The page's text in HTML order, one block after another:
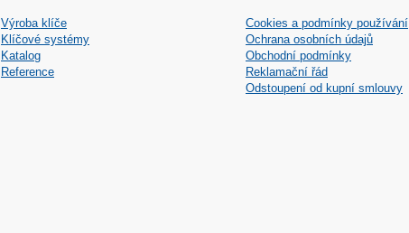
Výroba klíče
Klíčové systémy
Katalog
Reference
Cookies a podmínky používání
Ochrana osobních údajů
Obchodní podmínky
Reklamační řád
Odstoupení od kupní smlouvy